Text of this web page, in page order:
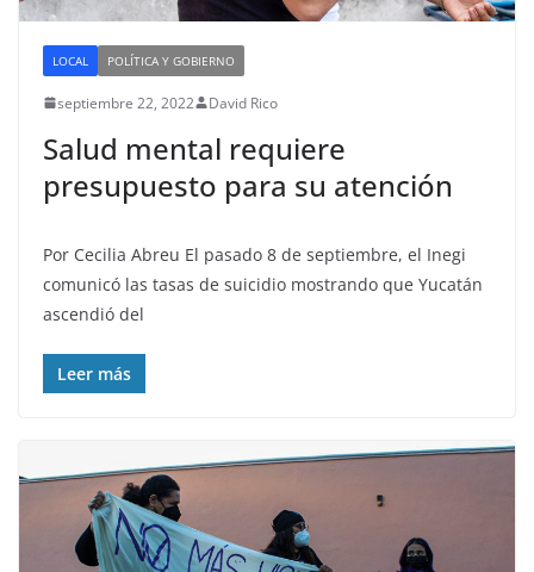
LOCAL POLÍTICA Y GOBIERNO
septiembre 22, 2022 David Rico
Salud mental requiere
presupuesto para su atención
Por Cecilia Abreu El pasado 8 de septiembre, el Inegi
comunicó las tasas de suicidio mostrando que Yucatán
ascendió del
Leer más